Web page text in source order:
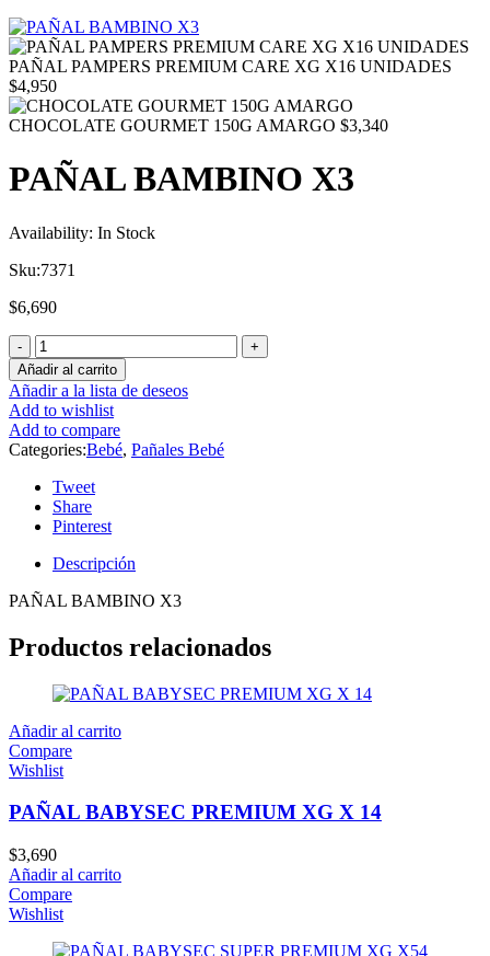
PAÑAL PAMPERS PREMIUM CARE XG X16 UNIDADES
$4,950
CHOCOLATE GOURMET 150G AMARGO $3,340
PAÑAL BAMBINO X3
Availability: In Stock
Sku:7371
$6,690
Añadir al carrito
Añadir a la lista de deseos
Add to wishlist
Add to compare
Categories:Bebé, Pañales Bebé
Tweet
Share
Pinterest
Descripción
PAÑAL BAMBINO X3
Productos relacionados
Añadir al carrito
Compare
Wishlist
PAÑAL BABYSEC PREMIUM XG X 14
$3,690
Añadir al carrito
Compare
Wishlist